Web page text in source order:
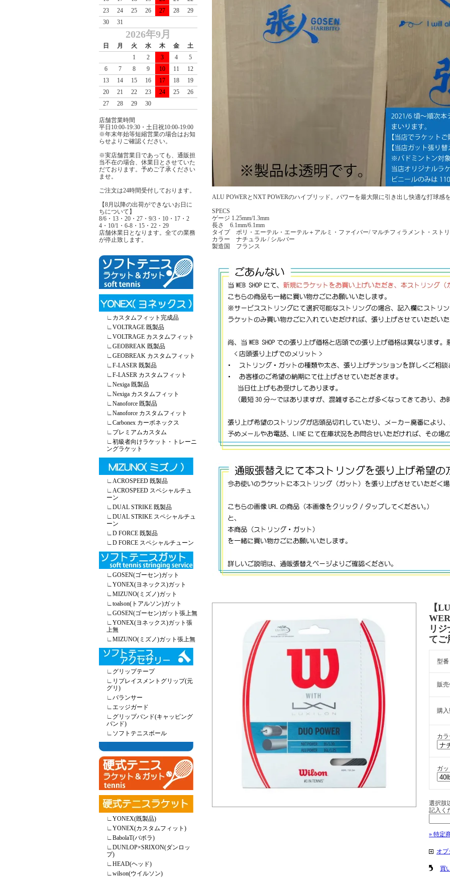
23
24 25 26 27 28
29
30
31
2026年9月
日 月 火 水 木 金
土
1
2 3 4
5
6
7 8 9 10 11
12
13
14 15 16 17 18
19
20
21 22 23 24 25
26
27
28 29 30
店舗営業時間
平日10:00-19:30・土日祝10:00-19:00
※年末年始等短縮営業の場合はお知
らせよりご確認ください。
※実店舗営業日であっても、通販担
当不在の場合、休業日とさせていた
だております。予めご了承ください
ませ。
ご注文は24時間受付しております。
【8月以降の出荷ができないお日に
ちについて】
8/6・13・20・27・9/3・10・17・2
4・10/1・6-8・15・22・29
店舗休業日となります。全ての業務
が停止致します。
∟ カスタムフィット完成品
∟VOLTRAGE 既製品
∟VOLTRAGE カスタムフィット
∟GEOBREAK 既製品
∟GEOBREAK カスタムフィット
∟F-LASER 既製品
∟F-LASER カスタムフィット
∟Nexiga 既製品
∟Nexiga カスタムフィット
∟Nanoforce 既製品
∟Nanoforce カスタムフィット
∟Carbonex カーボネックス
∟ プレミアムカスタム
∟初級者向けラケット・トレーニ
ングラケット
∟ACROSPEED 既製品
∟ACROSPEED スペシャルチュ
ーン
∟DUAL STRIKE 既製品
∟DUAL STRIKE スペシャルチュ
ーン
∟D FORCE 既製品
∟D FORCE スペシャルチューン
∟GOSEN(ゴーセン)ガット
∟YONEX(ヨネックス)ガット
∟MIZUNO(ミズノ)ガット
∟toalson(トアルソン)ガット
∟GOSEN(ゴーセン)ガット張上無
∟YONEX(ヨネックス)ガット張
上無
∟MIZUNO(ミズノ)ガット張上無
∟ グリップテープ
∟ リプレイスメントグリップ(元
グリ)
∟バランサー
∟エッジガード
∟ グリップバンド(キャッピング
バンド)
∟ ソフトテニスボール
∟YONEX(既製品)
∟YONEX(カスタムフィット)
∟BabolaT(バボラ)
∟DUNLOP×SRIXON(ダンロッ
プ)
∟HEAD(ヘッド)
∟wilson(ウイルソン)
ALU POWERとNXT POWERのハイブリッド。パワーを最大限に引き出し快適な打球感
SPECS
ゲージ 1.25mm/1.3mm
長さ 6.1mm/6.1mm
タイプ ポリ・エーテル・エーテル＋アルミ・ファイバー/ マルチフィラメント・スト
カラー ナチュラル / シルバー
製造国 フランス
【
リ
てご
型番
販
購
カ
ガ
選択肢
記入く
» 特定
オ
買